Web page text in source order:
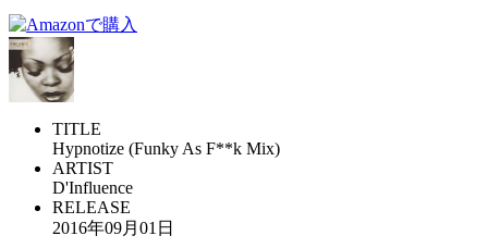
TITLE
Hypnotize (Funky As F**k Mix)
ARTIST
D'Influence
RELEASE
2016年09月01日